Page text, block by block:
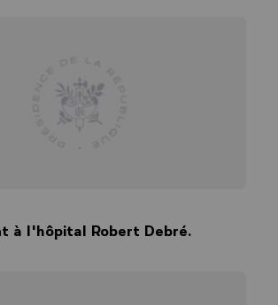
à l'hôpital Robert Debré.